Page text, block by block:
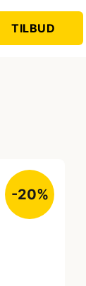
TILBUD
-20%